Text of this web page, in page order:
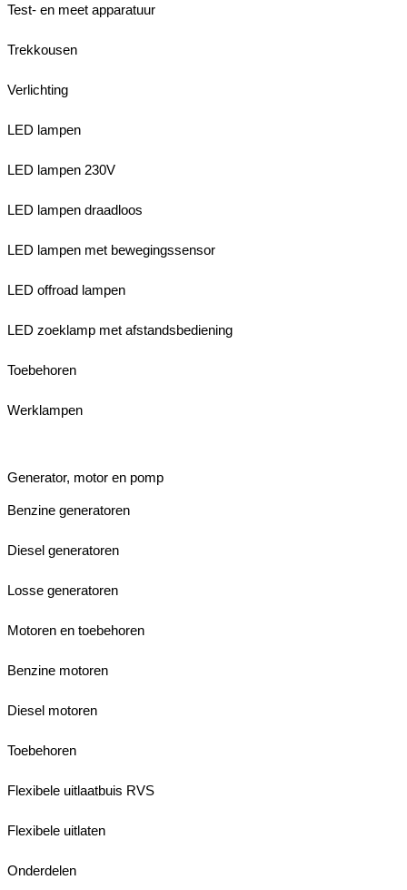
Test- en meet apparatuur
Trekkousen
Verlichting
LED lampen
LED lampen 230V
LED lampen draadloos
LED lampen met bewegingssensor
LED offroad lampen
LED zoeklamp met afstandsbediening
Toebehoren
Werklampen
Generator, motor en pomp
Benzine generatoren
Diesel generatoren
Losse generatoren
Motoren en toebehoren
Benzine motoren
Diesel motoren
Toebehoren
Flexibele uitlaatbuis RVS
Flexibele uitlaten
Onderdelen